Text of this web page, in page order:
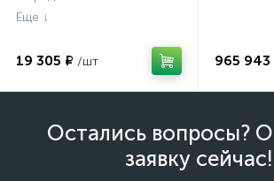
19 305 ₽ 965 943
Остались вопросы?
заявку сейчас!